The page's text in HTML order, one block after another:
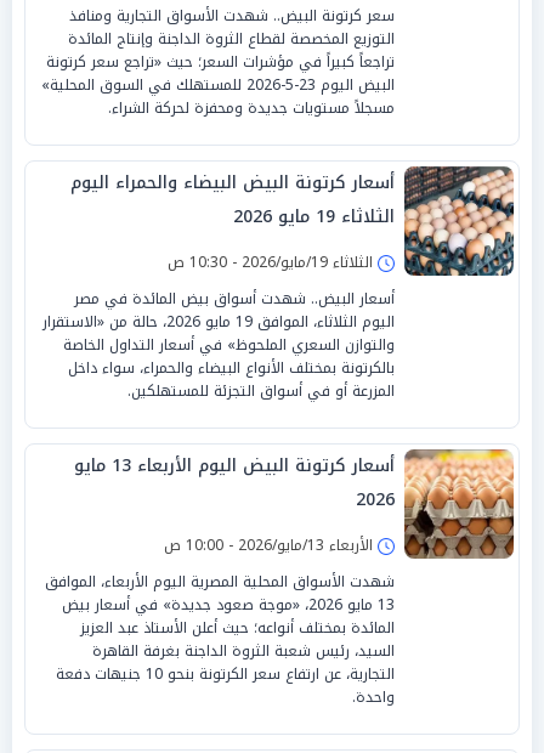
سعر كرتونة البيض.. شهدت الأسواق التجارية ومنافذ
التوزيع المخصصة لقطاع الثروة الداجنة وإنتاج المائدة
تراجعاً كبيراً في مؤشرات السعر؛ حيث «تراجع سعر كرتونة
البيض اليوم 23-5-2026 للمستهلك في السوق المحلية»
مسجلاً مستويات جديدة ومحفزة لحركة الشراء.
أسعار كرتونة البيض البيضاء والحمراء اليوم
الثلاثاء 19 مايو 2026
الثلاثاء 19/مايو/2026 - 10:30 ص
أسعار البيض.. شهدت أسواق بيض المائدة في مصر
اليوم الثلاثاء، الموافق 19 مايو 2026، حالة من «الاستقرار
والتوازن السعري الملحوظ» في أسعار التداول الخاصة
بالكرتونة بمختلف الأنواع البيضاء والحمراء، سواء داخل
المزرعة أو في أسواق التجزئة للمستهلكين.
أسعار كرتونة البيض اليوم الأربعاء 13 مايو
2026
الأربعاء 13/مايو/2026 - 10:00 ص
شهدت الأسواق المحلية المصرية اليوم الأربعاء، الموافق
13 مايو 2026، «موجة صعود جديدة» في أسعار بيض
المائدة بمختلف أنواعه؛ حيث أعلن الأستاذ عبد العزيز
السيد، رئيس شعبة الثروة الداجنة بغرفة القاهرة
التجارية، عن ارتفاع سعر الكرتونة بنحو 10 جنيهات دفعة
واحدة.